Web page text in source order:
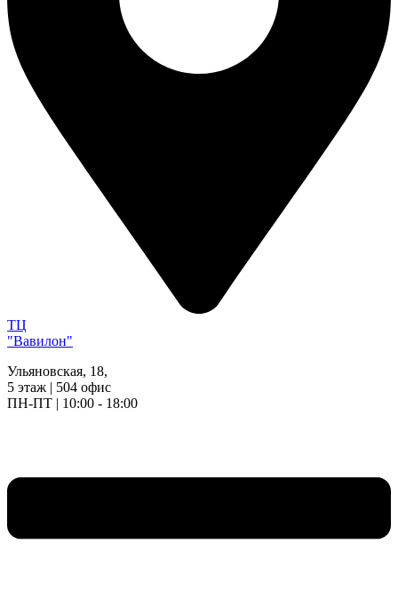
ТЦ
"Вавилон"
Ульяновская, 18,
5 этаж | 504 офис
ПН-ПТ | 10:00 - 18:00